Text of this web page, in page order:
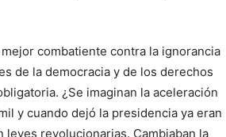
combatiente contra la ignorancia
de la democracia y de los derechos
¿Se imaginan la aceleración
y cuando dejó la presidencia ya eran
leyes revolucionarias. Cambiaban la